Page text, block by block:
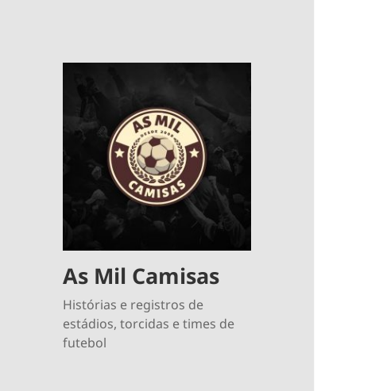
As Mil Camisas
Histórias e registros de
estádios, torcidas e times de
futebol